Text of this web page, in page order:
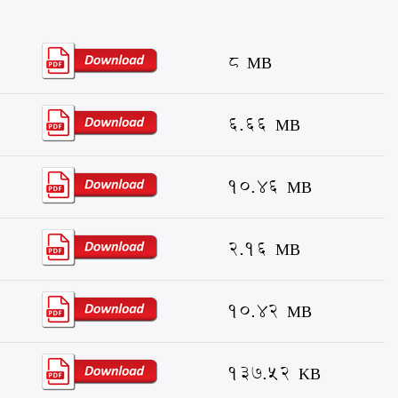
8 MB
6.66 MB
10.46 MB
2.16 MB
10.42 MB
137.52 KB